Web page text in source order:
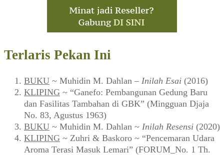
Terlaris Pekan Ini
BUKU ~ Muhidin M. Dahlan – Inilah Esai (2016)
KLIPING ~ “Ganefo: Pembangunan Gedung Baru
dan Fasilitas Tambahan di GBK” (Mingguan Djaja
No. 83, Agustus 1963)
BUKU ~ Muhidin M. Dahlan ~ Inilah Resensi (2020)
KLIPING ~ Zuhri & Baskoro ~ “Pencemaran Udara
Aroma Terasi Masuk Lemari” (FORUM_No. 1 Th.